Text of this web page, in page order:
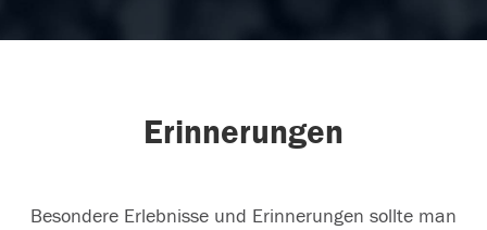
Erinnerungen
Besondere Erlebnisse und Erinnerungen sollte man